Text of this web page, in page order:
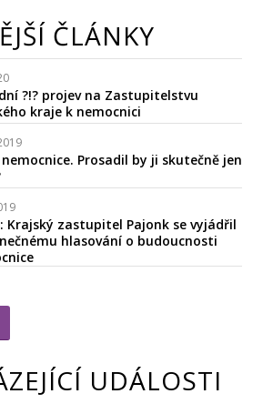
ČLÁNKY
?!? projev na Zastupitelstvu
kraje k nemocnici
Prosadil by ji skutečně jen
Krajský zastupitel Pajonk se vyjádřil
hlasování o budoucnosti
UDÁLOSTI